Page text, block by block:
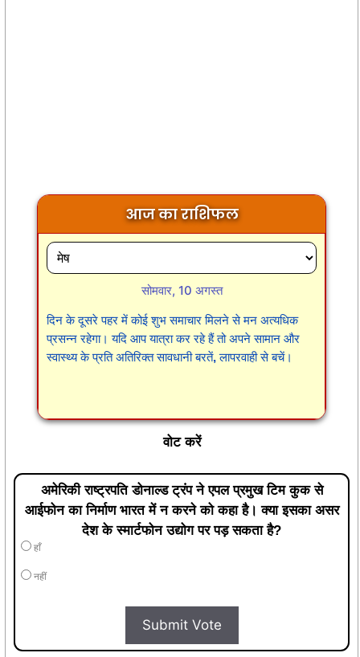
आज का राशिफल
सोमवार, 10 अगस्त
दिन के दूसरे पहर में कोई शुभ समाचार मिलने से मन अत्यधिक
प्रसन्न रहेगा। यदि आप यात्रा कर रहे हैं तो अपने सामान और
स्वास्थ्य के प्रति अतिरिक्त सावधानी बरतें, लापरवाही से बचें।
वोट करें
अमेरिकी राष्ट्रपति डोनाल्ड ट्रंप ने एपल प्रमुख टिम कुक से
आईफोन का निर्माण भारत में न करने को कहा है। क्या इसका असर
देश के स्मार्टफोन उद्योग पर पड़ सकता है?
हाँ
नहीं
Submit Vote